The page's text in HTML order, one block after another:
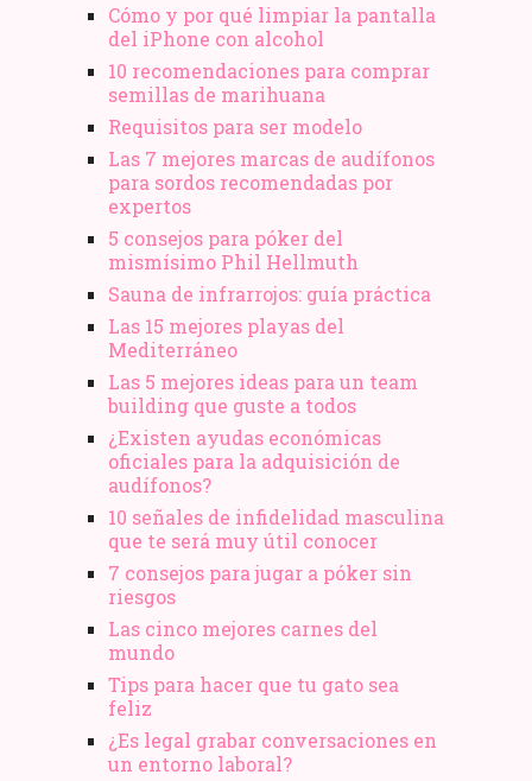
Cómo y por qué limpiar la pantalla
del iPhone con alcohol
10 recomendaciones para comprar
semillas de marihuana
Requisitos para ser modelo
Las 7 mejores marcas de audífonos
para sordos recomendadas por
expertos
5 consejos para póker del
mismísimo Phil Hellmuth
Sauna de infrarrojos: guía práctica
Las 15 mejores playas del
Mediterráneo
Las 5 mejores ideas para un team
building que guste a todos
¿Existen ayudas económicas
oficiales para la adquisición de
audífonos?
10 señales de infidelidad masculina
que te será muy útil conocer
7 consejos para jugar a póker sin
riesgos
Las cinco mejores carnes del
mundo
Tips para hacer que tu gato sea
feliz
¿Es legal grabar conversaciones en
un entorno laboral?